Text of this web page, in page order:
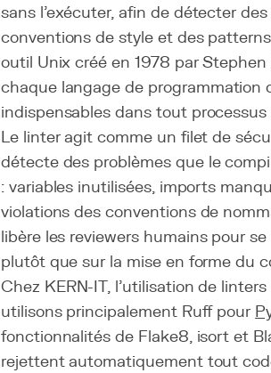
sans l'exécuter, afin de détecter
conventions de style et des
outil Unix créé en 1978 par
chaque langage de programmation
indispensables dans tout
Le linter agit comme un filet de
détecte des problèmes que le
: variables inutilisées, imports
violations des conventions de
libère les reviewers humains pour
plutôt que sur la mise en forme du
Chez KERN-IT, l'utilisation de
utilisons principalement Ruff pour
fonctionnalités de Flake8, isort et
rejettent automatiquement tout